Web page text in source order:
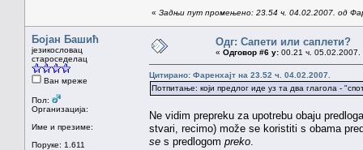
« Задњи пут промењено: 23.54 ч. 04.02.2007. од
Бојан Башић
језикословац
староседелац
Ван мреже
Пол:
Организација:
Име и презиме:
Поруке: 1.611
Одг: Сапети или саплети?
« Одговор #6 у: 00.21 ч. 05.02.2007.
Цитирано: Фаренхајт на 23.52 ч. 04.02.2007.
Потпитање: који предлог иде уз та два глагола -
Ne vidim prepreku za upotrebu obaju
stvari, recimo) može se koristiti s obama
se s predlogom preko